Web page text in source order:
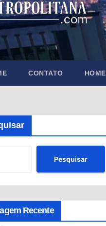
CONTATO HOME
Pesquisar
Recente